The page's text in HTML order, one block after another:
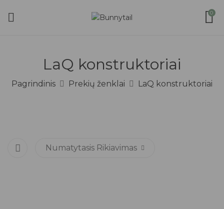
0
LaQ konstruktoriai
Pagrindinis Prekių ženklai LaQ konstruktoriai
Numatytasis Rikiavimas